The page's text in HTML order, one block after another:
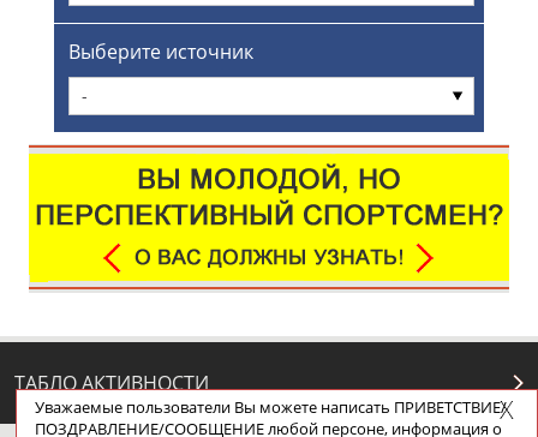
Выберите источник
-
ТАБЛО АКТИВНОСТИ
Уважаемые пользователи Вы можете написать ПРИВЕТСТВИЕ/
ПОЗДРАВЛЕНИЕ/СООБЩЕНИЕ любой персоне, информация о